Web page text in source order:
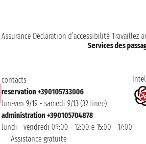
Assurance Déclaration d’accessibilité Travaillez
Services des
contacts
reservation +390105733006
lun-ven 9/19 - samedi 9/13 (32 linee)
administration +390105704878
lundi - vendredi 09:00 - 12:00 e 15:00 - 17:00
Assistance gratuite